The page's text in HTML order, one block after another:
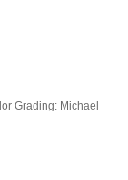
Grading: Michael